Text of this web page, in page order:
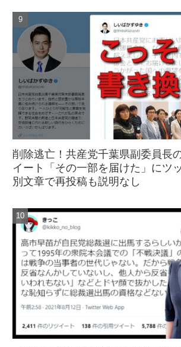
削除逃亡！共産党千葉県副委員長
イート「その一部を届けた」にツ
別文章で再投稿も説明なし